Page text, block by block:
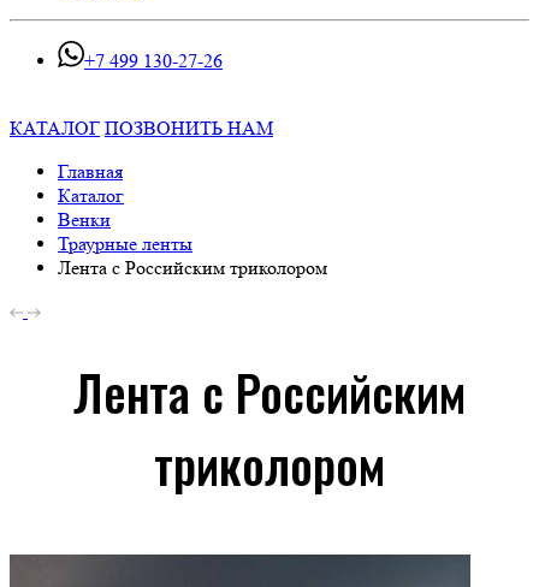
+7 499 130-27-26
КАТАЛОГ ПОЗВОНИТЬ НАМ
Главная
Каталог
Венки
Траурные ленты
Лента с Российским триколором
Лента с Российским
триколором